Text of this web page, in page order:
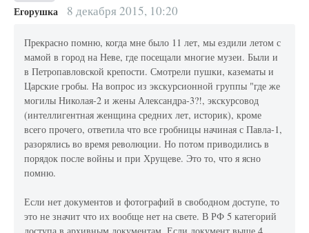
Егорушка 8 декабря 2015, 10:20
Прекрасно помню, когда мне было 11 лет, мы ездили летом с
мамой в город на Неве, где посещали многие музеи. Были и
в Петропавловской крепости. Смотрели пушки, казематы и
Царские гробы. На вопрос из экскурсионной группы "где же
могилы Николая-2 и жены Александра-3?!, экскурсовод
(интеллигентная женщина средних лет, историк), кроме
всего прочего, ответила что все гробницы начиная с Павла-1,
разорялись во время революции. Но потом приводились в
порядок после войны и при Хрущеве. Это то, что я ясно
помню.
Если нет документов и фотографий в свободном доступе, то
это не значит что их вообще нет на свете. В РФ 5 категорий
доступа в архивным документам. Если документ выше 4